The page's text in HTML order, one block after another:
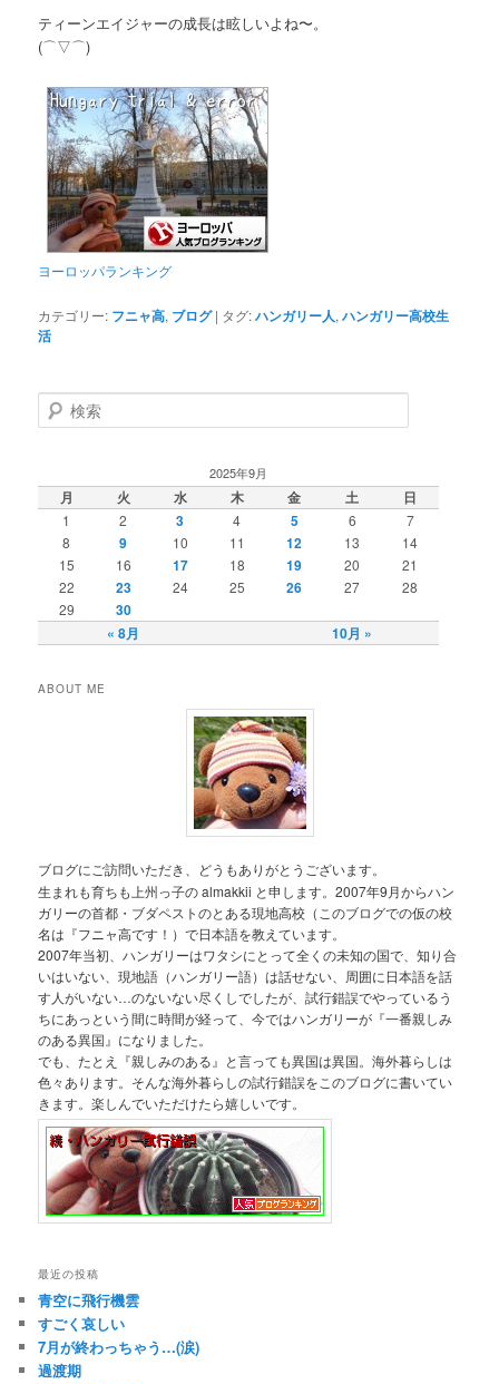
ティーンエイジャーの成長は眩しいよね〜。
(⌒▽⌒)
ヨーロッパランキング
カテゴリー: フニャ高, ブログ | タグ:ハンガリー人,ハンガリー高校生
活
検
索
2025年9月
月 火 水 木 金 土 日
« 8月 10月 »
1 2 3 4 5 6
7
8
9 10 11 12 13
14
15
16 17 18 19 20
21
22
23 24 25 26 27
28
29
30
ABOUT ME
ブログにご訪問いただき、どうもありがとうございます。
生まれも育ちも上州っ子の almakkii と申します。2007年9月からハン
ガリーの首都・ブダペストのとある現地高校（このブログでの仮の校
名は『フニャ高です！）で日本語を教えています。
2007年当初、ハンガリーはワタシにとって全くの未知の国で、知り合
いはいない、現地語（ハンガリー語）は話せない、周囲に日本語を話
す人がいない…のないない尽くしでしたが、試行錯誤でやっているう
ちにあっという間に時間が経って、今ではハンガリーが『一番親しみ
のある異国』になりました。
でも、たとえ『親しみのある』と言っても異国は異国。海外暮らしは
色々あります。そんな海外暮らしの試行錯誤をこのブログに書いてい
きます。楽しんでいただけたら嬉しいです。
最近の投稿
青空に飛行機雲
すごく哀しい
7月が終わっちゃう…(涙)
過渡期